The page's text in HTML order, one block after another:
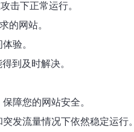
击下正常运行。
的网站。
验。
到及时解决。
障您的网站安全。
发流量情况下依然稳定运行。